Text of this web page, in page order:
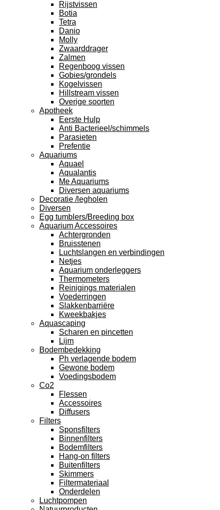
Rijstvissen
Botia
Tetra
Danio
Molly
Zwaarddrager
Zalmen
Regenboog vissen
Gobies/grondels
Kogelvissen
Hillstream vissen
Overige soorten
Apotheek
Eerste Hulp
Anti Bacterieel/schimmels
Parasieten
Prefentie
Aquariums
Aquael
Aqualantis
Me Aquariums
Diversen aquariums
Decoratie /legholen
Diversen
Egg tumblers/Breeding box
Aquarium Accessoires
Achtergronden
Bruisstenen
Luchtslangen en verbindingen
Netjes
Aquarium onderleggers
Thermometers
Reinigings materialen
Voederringen
Slakkenbarriëre
Kweekbakjes
Aquascaping
Scharen en pincetten
Lijm
Bodembedekking
Ph verlagende bodem
Gewone bodem
Voedingsbodem
Co2
Flessen
Accessoires
Diffusers
Filters
Sponsfilters
Binnenfilters
Bodemfilters
Hang-on filters
Buitenfilters
Skimmers
Filtermateriaal
Onderdelen
Luchtpompen